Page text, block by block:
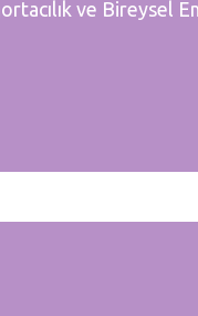
ve Bireysel